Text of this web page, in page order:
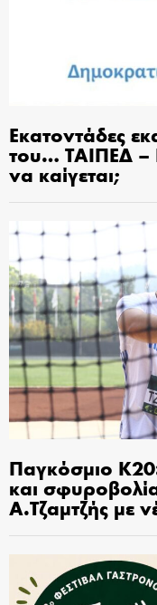
Εκατοντάδες
του… ΤΑΙΠΕΔ –
να καίγεται;
Παγκόσμιο
και
Α.Τζαμτζής με